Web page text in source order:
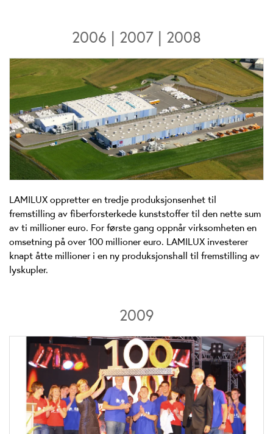
2006 | 2007 | 2008
LAMILUX oppretter en tredje produksjonsenhet til
fremstilling av fiberforsterkede kunststoffer til den nette sum
av ti millioner euro. For første gang oppnår virksomheten en
omsetning på over 100 millioner euro. LAMILUX investerer
knapt åtte millioner i en ny produksjonshall til fremstilling av
lyskupler.
2009